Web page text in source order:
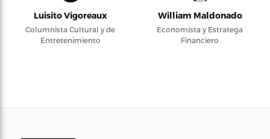
Luisito Vigoreaux
Columnista Cultural y de
Entretenimiento
William Maldonado
Economista y Estratega
Financiero